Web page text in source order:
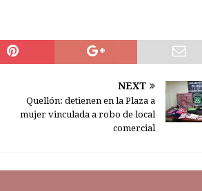
NEXT
Quellón: detienen en la Plaza a
mujer vinculada a robo de local
comercial